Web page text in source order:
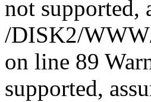
not supported,
/DISK2/
on line 89
supported,